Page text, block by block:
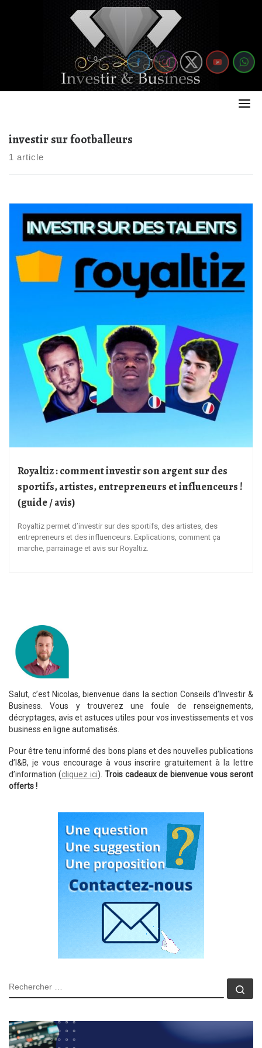
investir sur footballeurs
1 article
Royaltiz : comment investir son argent sur des
sportifs, artistes, entrepreneurs et influenceurs !
(guide / avis)
Royaltiz permet d’investir sur des sportifs, des artistes, des
entrepreneurs et des influenceurs. Explications, comment ça
marche, parrainage et avis sur Royaltiz.
Salut, c’est Nicolas, bienvenue dans la section Conseils d’Investir &
Business. Vous y trouverez une foule de renseignements,
décryptages, avis et astuces utiles pour vos investissements et vos
business en ligne automatisés.
Pour être tenu informé des bons plans et des nouvelles publications
d’I&B, je vous encourage à vous inscrire gratuitement à la lettre
d’information (cliquez ici). Trois cadeaux de bienvenue vous seront
offerts !
RECHERCHER